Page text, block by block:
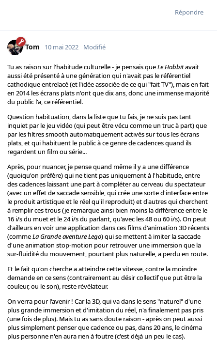
Répondre
Tom 10 mai 2022 Modifié
Tu as raison sur l'habitude culturelle - je pensais queLe Hobbitavait
aussi été présenté à une génération qui n'avait pas le référentiel
cathodique entrelacé (et l'idée associée de ce qui "fait TV"), mais en fait
en 2014 les écrans plats n'ont que dix ans, donc une immense majorité
du public l'a, ce référentiel.
Question habituation, dans la liste que tu fais, je ne suis pas tant
inquiet par le jeu vidéo (qui peut être vécu comme un truc à part) que
par les filtres smooth automatiquement activés sur tous les écrans
plats, et qui habituent le public à ce genre de cadences quand ils
regardent un film ou série...
Après, pour nuancer, je pense quand même il y a une différence
(quoiqu'on préfère) qui ne tient pas uniquement à l'habitude, entre
des cadences laissant une part à compléter au cerveau du spectateur
(avec un effet de saccade sensible, qui crée une sorte d'interface entre
le produit artistique et le réel qu'il reproduit) et d'autres qui cherchent
à remplir ces trous (je remarque ainsi bien moins la différence entre le
16 i/s du muet et le 24 i/s du parlant, qu'avec les 48 ou 60 i/s). On peut
d'ailleurs en voir une application dans ces films d'animation 3D récents
(commeLa Grande aventure Lego) qui se mettent à imiter la saccade
d'une animation stop-motion pour retrouver une immersion que la
sur-fluidité du mouvement, pourtant plus naturelle, a perdu en route.
Et le fait qu'on cherche a atteindre cette vitesse, contre la moindre
demande en ce sens (contrairement au désir collectif que put être la
couleur, ou le son), reste révélateur.
On verra pour l'avenir ! Car la 3D, qui va dans le sens "naturel" d'une
plus grande immersion et d'imitation du réel, n'a finalement pas pris
(une fois de plus). Mais tu as sans doute raison - après on peut aussi
plus simplement penser que cadence ou pas, dans 20 ans, le cinéma
plus personne n'en aura rien à foutre (c'est déjà un peu le cas).